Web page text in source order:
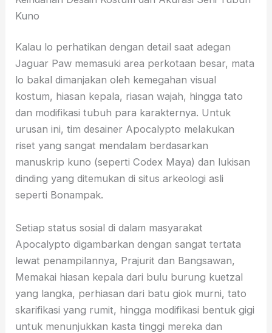
Kuno
Kalau lo perhatikan dengan detail saat adegan
Jaguar Paw memasuki area perkotaan besar, mata
lo bakal dimanjakan oleh kemegahan visual
kostum, hiasan kepala, riasan wajah, hingga tato
dan modifikasi tubuh para karakternya. Untuk
urusan ini, tim desainer Apocalypto melakukan
riset yang sangat mendalam berdasarkan
manuskrip kuno (seperti Codex Maya) dan lukisan
dinding yang ditemukan di situs arkeologi asli
seperti Bonampak.
Setiap status sosial di dalam masyarakat
Apocalypto digambarkan dengan sangat tertata
lewat penampilannya, Prajurit dan Bangsawan,
Memakai hiasan kepala dari bulu burung kuetzal
yang langka, perhiasan dari batu giok murni, tato
skarifikasi yang rumit, hingga modifikasi bentuk gigi
untuk menunjukkan kasta tinggi mereka dan